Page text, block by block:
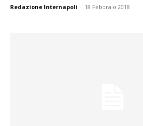
Redazione Internapoli - 18 Febbraio 2018